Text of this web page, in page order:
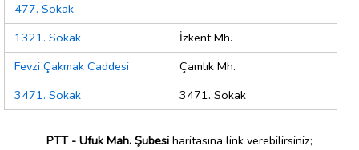
477. Sokak
1321. Sokak
İzkent Mh.
Fevzi Çakmak Caddesi
Çamlık Mh.
3471. Sokak
3471. Sokak
PTT - Ufuk Mah. Şubesi haritasına link verebilirsiniz;